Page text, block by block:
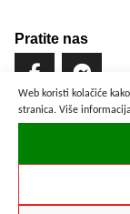
Web koristi kolačiće
stranica. Više
Pratite nas
Brzo i sigurno
Prikazane cijene